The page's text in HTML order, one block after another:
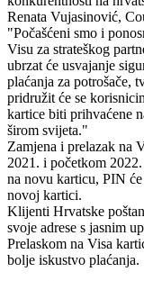
Renata Vujasinović,
"Počašćeni smo i
Visu za strateškog
ubrzat će usvajanje
plaćanja za potrošače,
pridružit će se
kartice biti prihvaćene
širom svijeta."
Zamjena i prelazak na
2021. i početkom
na novu karticu, PIN
novoj kartici.
Klijenti Hrvatske
svoje adrese s jasnim
Prelaskom na Visa
bolje iskustvo plaćanja.